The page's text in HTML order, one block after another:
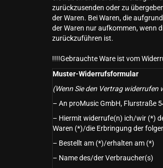
zurückzusenden oder zu
der Waren. Bei Waren, die
der Waren nur aufkommen, wenn
zurückzuführen ist.
!!!!Gebrauchte Ware ist vom
Muster-Widerrufsformular
(Wenn Sie den Vertrag widerrufen
– An proMusic GmbH, Flurstraße
– Hiermit widerrufe(n) ich/wir (*)
Waren (*)/die Erbringung der
– Bestellt am (*)/erhalten am (*)
– Name des/der Verbraucher(s)